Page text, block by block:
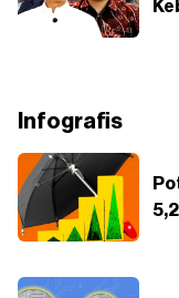
Infografis